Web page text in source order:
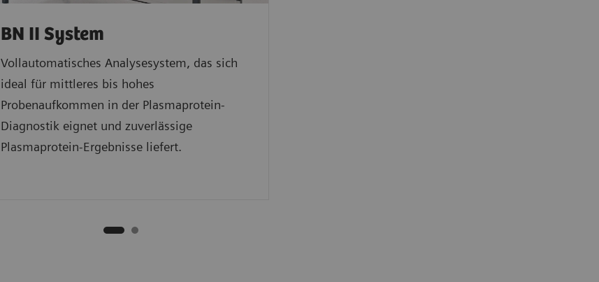
BN II System
Vollautomatisches Analysesystem, das sich
ideal für mittleres bis hohes
Probenaufkommen in der Plasmaprotein-
Diagnostik eignet und zuverlässige
Plasmaprotein-Ergebnisse liefert.